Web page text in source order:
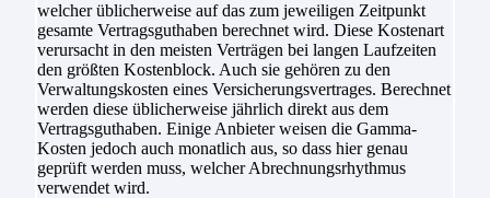
welcher üblicherweise auf das zum jeweiligen Zeitpunkt
gesamte Vertragsguthaben berechnet wird. Diese Kostenart
verursacht in den meisten Verträgen bei langen Laufzeiten
den größten Kostenblock. Auch sie gehören zu den
Verwaltungskosten eines Versicherungsvertrages. Berechnet
werden diese üblicherweise jährlich direkt aus dem
Vertragsguthaben. Einige Anbieter weisen die Gamma-
Kosten jedoch auch monatlich aus, so dass hier genau
geprüft werden muss, welcher Abrechnungsrhythmus
verwendet wird.